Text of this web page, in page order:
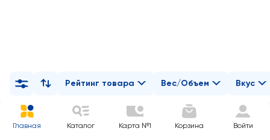
Рейтинг товара Вес/Объем Вкус
Главная Каталог Карта №1 Корзина Войти